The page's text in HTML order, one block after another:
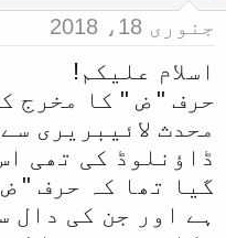
ک
ا
آ
غ
ا
ز
ک
ر
جنوری 18، 2018
اسلام علیکم!
حرف " ض " کا مخرج
محدث لائیبریری
ڈاؤنلوڈ کی تھی
گیا تھا کہ حرف "
ہے اور جن کی دال